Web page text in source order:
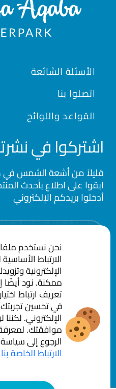
Footer
الأسئلة الشائعة
اتصلوا بنا
القواعد واللوائح
اشتركوا في
قليلاَ من أشعة الشمس في
ابقوا على اطلاع بأحدث
أدخلوا بريدكم الإلكتروني
Email
سياسة الخصوصية
© شركة سرايا العقبة
نحن نستخدم
الارتباط
الإلكترونية
ممكنة. نود أيضًا
تعريف ارتباط
في تحسين
الإلكتروني.
موافقتك.
الرجوع إلى
الارتباط الخاصة بنا